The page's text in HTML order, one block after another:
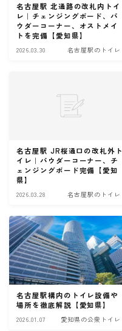
名古屋駅 北通路の改札内トイ
レ｜チェンジングボード、パ
ウダーコーナー、オストメイ
トを完備【愛知県】
2026.03.30 名古屋駅のトイレ
名古屋駅 JR桜通口の改札外ト
イレ｜パウダーコーナー、チ
ェンジングボード完備【愛知
県】
2026.03.28 名古屋駅のトイレ
名古屋駅構内のトイレ設備や
場所を徹底解説【愛知県】
2026.01.07 愛知県の公衆トイレ